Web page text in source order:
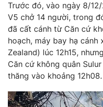
Chuyên mục khác
Emagazine
Photo
Trước đó, vào ngày 8/
V5 chở 14 người, trong
đã cất cánh từ Căn cứ
hoạch, máy bay hạ cánh
Zealand) lúc 12h15,
Căn cứ không quân
thăng vào khoảng 12h08.